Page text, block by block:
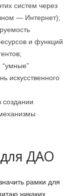
систем через
— Интернет);
и функций
искусственного
ДАО
рамки для
никаких